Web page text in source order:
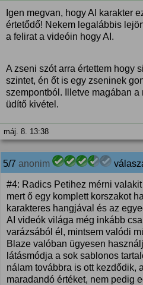
Igen megvan, hogy AI karakter
értetődő! Nekem legalábbis
a felirat a videóin hogy AI.
A zseni szót arra értettem hogy
szintet, én őt is egy zseninek
szempontból. Illetve magában a
üdítő kivétel.
máj. 8. 13:38
5/7 anonim
#4: Radics Petihez mérni
mert ő egy komplett korszakot
karakteres hangjával és az
AI videók világa még inkább
varázsából él, mintsem valódi
Blaze valóban ügyesen
látásmódja a sok sablonos
nálam továbbra is ott kezdődik,
maradandó értéket, nem pedig